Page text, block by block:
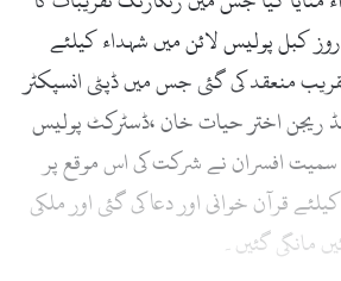
روز کبل پولیس لائن میں شہداء کیلئے
منعقد کی گئی جس میں ڈپٹی انسپکٹر
ریجن اختر حیات خان ،ڈسٹرکٹ پولیس
افسران نے شرکت کی اس موقع پر
قرآن خوانی اور دعا کی گئی اور ملکی
مانگی گئیں۔